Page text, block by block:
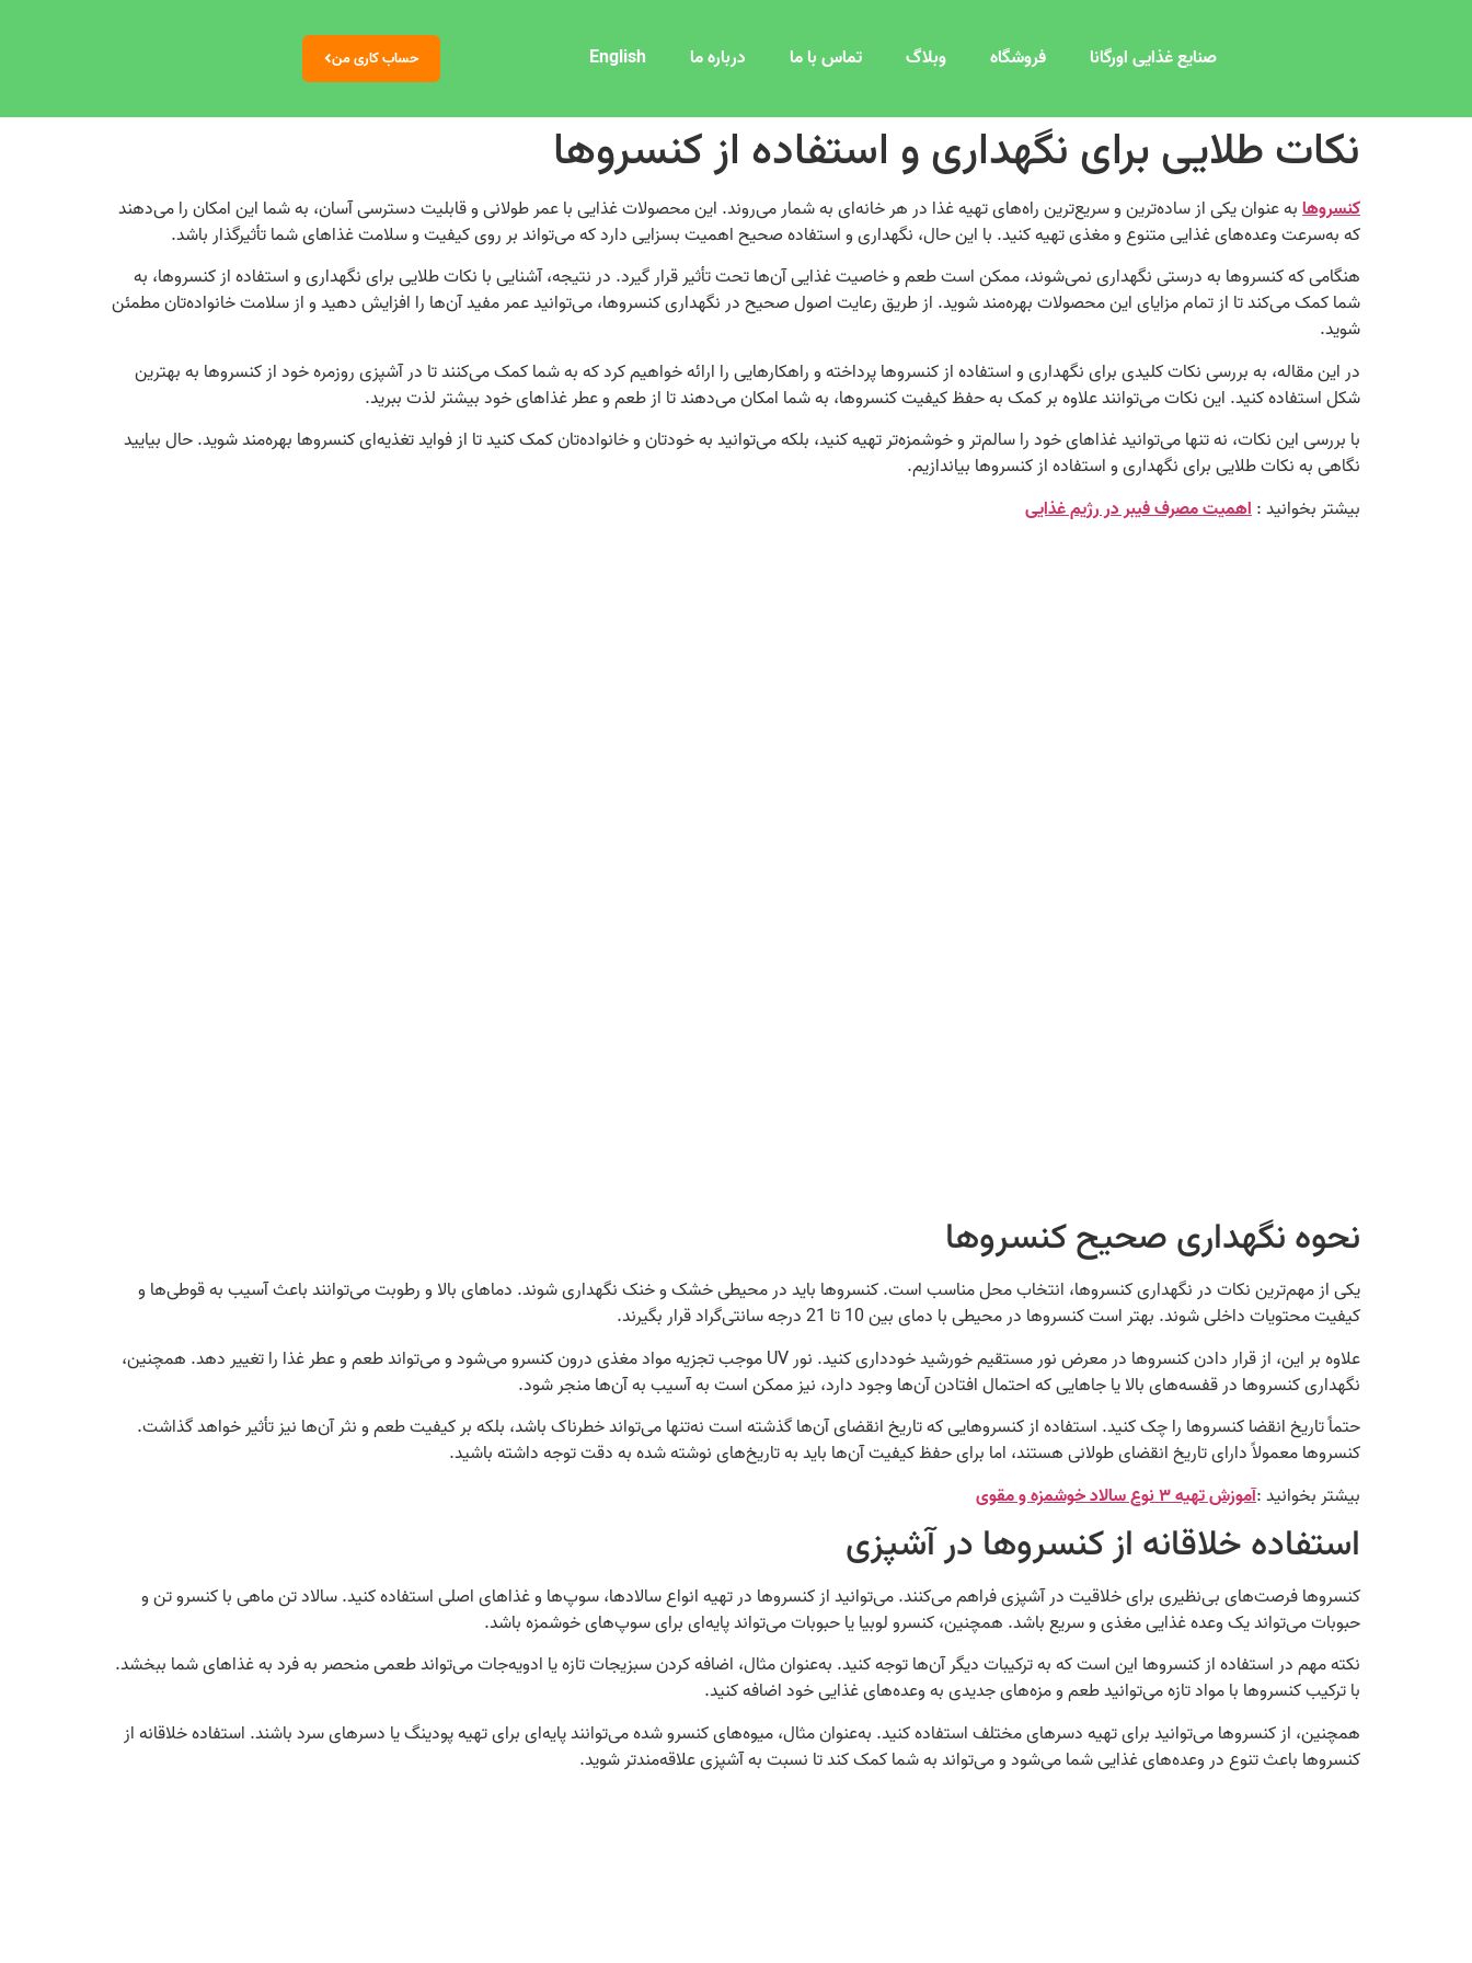
صنایع غذایی اورگانا فروشگاه وبلاگ تماس با ما درباره ما English حساب کاری من
نکات طلایی برای نگهداری و استفاده از کنسروها
کنسروهابه عنوان یکی از ساده‌ترین و سریع‌ترین راه‌های تهیه غذا در هر خانه‌ای به شمار می‌روند. این محصولات غذایی با عمر طولانی و قابلیت دسترسی آسان، به شما این امکان را می‌دهند
که به‌سرعت وعده‌های غذایی متنوع و مغذی تهیه کنید. با این حال، نگهداری و استفاده صحیح اهمیت بسزایی دارد که می‌تواند بر روی کیفیت و سلامت غذاهای شما تأثیرگذار باشد.
هنگامی که کنسروها به درستی نگهداری نمی‌شوند، ممکن است طعم و خاصیت غذایی آن‌ها تحت تأثیر قرار گیرد. در نتیجه، آشنایی با نکات طلایی برای نگهداری و استفاده از کنسروها، به
شما کمک می‌کند تا از تمام مزایای این محصولات بهره‌مند شوید. از طریق رعایت اصول صحیح در نگهداری کنسروها، می‌توانید عمر مفید آن‌ها را افزایش دهید و از سلامت خانواده‌تان مطمئن
شوید.
در این مقاله، به بررسی نکات کلیدی برای نگهداری و استفاده از کنسروها پرداخته و راهکارهایی را ارائه خواهیم کرد که به شما کمک می‌کنند تا در آشپزی روزمره خود از کنسروها به بهترین
شکل استفاده کنید. این نکات می‌توانند علاوه بر کمک به حفظ کیفیت کنسروها، به شما امکان می‌دهند تا از طعم و عطر غذاهای خود بیشتر لذت ببرید.
با بررسی این نکات، نه تنها می‌توانید غذاهای خود را سالم‌تر و خوشمزه‌تر تهیه کنید، بلکه می‌توانید به خودتان و خانواده‌تان کمک کنید تا از فواید تغذیه‌ای کنسروها بهره‌مند شوید. حال بیایید
نگاهی به نکات طلایی برای نگهداری و استفاده از کنسروها بیاندازیم.
بیشتر بخوانید :اهمیت مصرف فیبر در رژیم غذایی
نحوه نگهداری صحیح کنسروها
یکی از مهم‌ترین نکات در نگهداری کنسروها، انتخاب محل مناسب است. کنسروها باید در محیطی خشک و خنک نگهداری شوند. دماهای بالا و رطوبت می‌توانند باعث آسیب به قوطی‌ها و
کیفیت محتویات داخلی شوند. بهتر است کنسروها در محیطی با دمای بین 10 تا 21 درجه سانتی‌گراد قرار بگیرند.
علاوه بر این، از قرار دادن کنسروها در معرض نور مستقیم خورشید خودداری کنید. نور UV موجب تجزیه مواد مغذی درون کنسرو می‌شود و می‌تواند طعم و عطر غذا را تغییر دهد. همچنین،
نگهداری کنسروها در قفسه‌های بالا یا جاهایی که احتمال افتادن آن‌ها وجود دارد، نیز ممکن است به آسیب به آن‌ها منجر شود.
حتماً تاریخ انقضا کنسروها را چک کنید. استفاده از کنسروهایی که تاریخ انقضای آن‌ها گذشته است نه‌تنها می‌تواند خطرناک باشد، بلکه بر کیفیت طعم و نثر آن‌ها نیز تأثیر خواهد گذاشت.
کنسروها معمولاً دارای تاریخ انقضای طولانی هستند، اما برای حفظ کیفیت آن‌ها باید به تاریخ‌های نوشته شده به دقت توجه داشته باشید.
بیشتر بخوانید :آموزش تهیه ۳ نوع سالاد خوشمزه و مقوی
استفاده خلاقانه از کنسروها در آشپزی
کنسروها فرصت‌های بی‌نظیری برای خلاقیت در آشپزی فراهم می‌کنند. می‌توانید از کنسروها در تهیه انواع سالادها، سوپ‌ها و غذاهای اصلی استفاده کنید. سالاد تن ماهی با کنسرو تن و
حبوبات می‌تواند یک وعده غذایی مغذی و سریع باشد. همچنین، کنسرو لوبیا یا حبوبات می‌تواند پایه‌ای برای سوپ‌های خوشمزه باشد.
نکته مهم در استفاده از کنسروها این است که به ترکیبات دیگر آن‌ها توجه کنید. به‌عنوان مثال، اضافه کردن سبزیجات تازه یا ادویه‌جات می‌تواند طعمی منحصر به فرد به غذاهای شما ببخشد.
با ترکیب کنسروها با مواد تازه می‌توانید طعم و مزه‌های جدیدی به وعده‌های غذایی خود اضافه کنید.
همچنین، از کنسروها می‌توانید برای تهیه دسرهای مختلف استفاده کنید. به‌عنوان مثال، میوه‌های کنسرو شده می‌توانند پایه‌ای برای تهیه پودینگ یا دسرهای سرد باشند. استفاده خلاقانه از
کنسروها باعث تنوع در وعده‌های غذایی شما می‌شود و می‌تواند به شما کمک کند تا نسبت به آشپزی علاقه‌مندتر شوید.